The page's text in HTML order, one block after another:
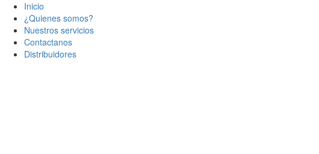
Inicio
¿Quienes somos?
Nuestros servicios
Contactanos
Distribuidores